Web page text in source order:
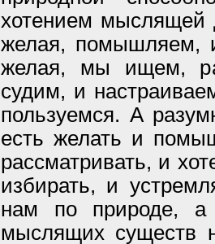
хотением мыслящей
желая, помышляем,
желая, мы ищем,
судим, и
пользуемся. А
есть желать и
рассматривать, и
избирать, и
нам по природе, а
мыслящих существ